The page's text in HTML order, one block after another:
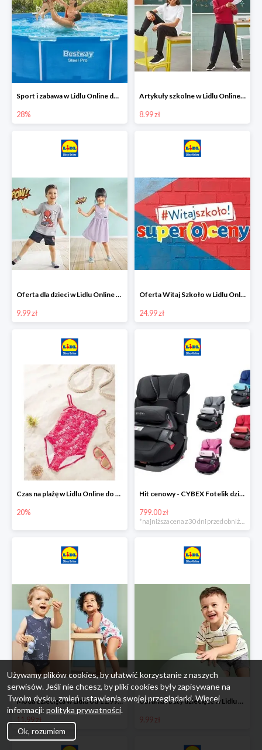
Sport i zabawa w Lidlu Online do -28%
28%
Artykuły szkolne w Lidlu Online od 8,99 zł
8.99 zł
Oferta dla dzieci w Lidlu Online od 9,99 zł
9.99 zł
Oferta Witaj Szkoło w Lidlu Online od 24,99 zł
24.99 zł
Czas na plażę w Lidlu Online do -20%
20%
Hit cenowy - CYBEX Fotelik dziecięcy samochodowy Pallasfix grupa I-III, 9-36 kg
799.00 zł
Moda dziecięca w Lidlu od 11.99 zł
11.99 zł
Ubrania i buty dziecięce w Lidlu Online od 9,99 zł
9.99 zł
Używamy plików cookies, by ułatwić korzystanie z naszych
serwisów. Jeśli nie chcesz, by pliki cookies były zapisywane na
Twoim dysku, zmień ustawienia swojej przeglądarki. Więcej
informacji: polityka prywatności.
Ok, rozumiem